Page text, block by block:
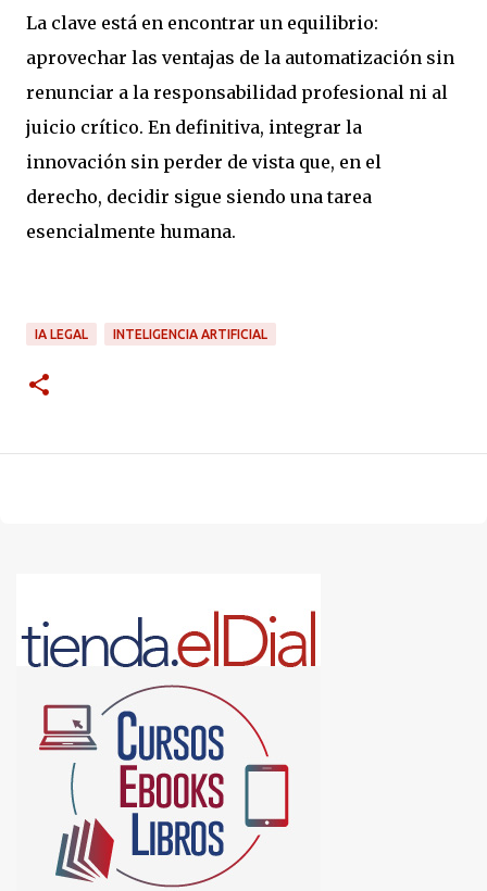
La clave está en encontrar un equilibrio:
aprovechar las ventajas de la automatización sin
renunciar a la responsabilidad profesional ni al
juicio crítico. En definitiva, integrar la
innovación sin perder de vista que, en el
derecho, decidir sigue siendo una tarea
esencialmente humana.
IA LEGAL INTELIGENCIA ARTIFICIAL